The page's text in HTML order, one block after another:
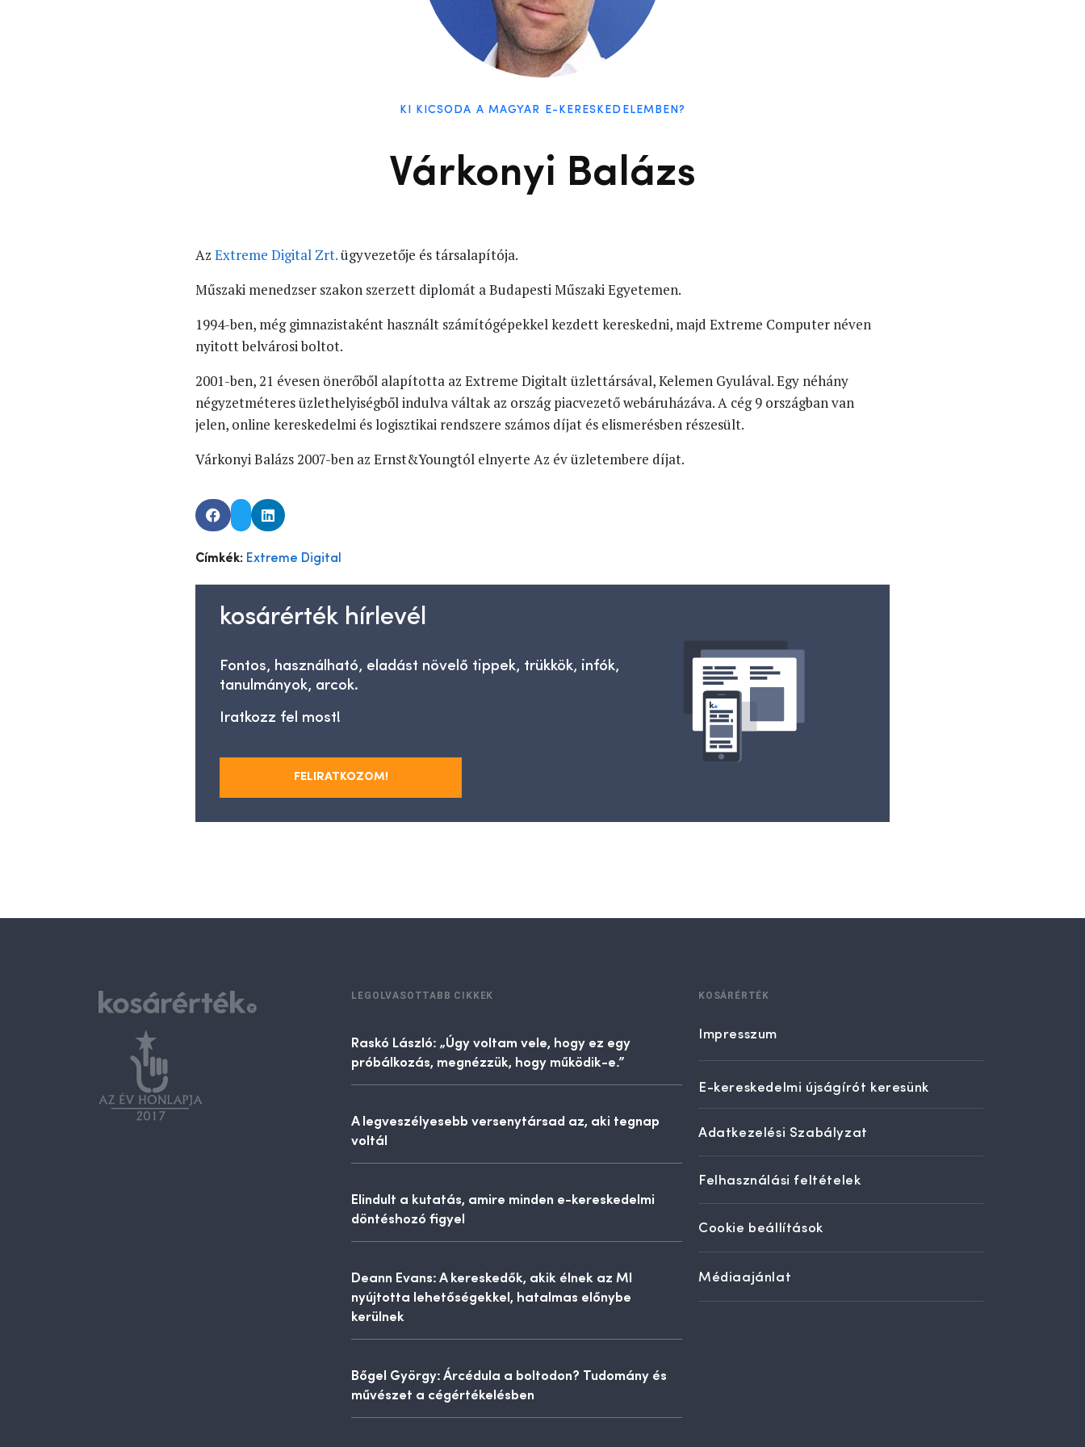
KI KICSODA A MAGYAR E-KERESKEDELEMBEN?
Várkonyi Balázs
Az Extreme Digital Zrt.ügyvezetője és társalapítója.
Műszaki menedzser szakon szerzett diplomát a Budapesti Műszaki Egyetemen.
1994-ben, még gimnazistaként használt számítógépekkel kezdett kereskedni, majd Extreme Computer néven
nyitott belvárosi boltot.
2001-ben, 21 évesen önerőből alapította az Extreme Digitalt üzlettársával, Kelemen Gyulával. Egy néhány
négyzetméteres üzlethelyiségből indulva váltak az ország piacvezető webáruházáva. A cég 9 országban van
jelen, online kereskedelmi és logisztikai rendszere számos díjat és elismerésben részesült.
Várkonyi Balázs 2007-ben az Ernst&Youngtól elnyerte Az év üzletembere díjat.
Címkék: Extreme Digital
kosárérték hírlevél
Fontos, használható, eladást növelő tippek, trükkök, infók,
tanulmányok, arcok.
Iratkozz fel most!
FELIRATKOZOM!
LEGOLVASOTTABB CIKKEK
Raskó László: „Úgy voltam vele, hogy ez egy
próbálkozás, megnézzük, hogy működik-e.”
A legveszélyesebb versenytársad az, aki tegnap
voltál
Elindult a kutatás, amire minden e-kereskedelmi
döntéshozó figyel
Deann Evans: A kereskedők, akik élnek az MI
nyújtotta lehetőségekkel, hatalmas előnybe
kerülnek
Bőgel György: Árcédula a boltodon? Tudomány és
művészet a cégértékelésben
KOSÁRÉRTÉK
Impresszum
E-kereskedelmi újságírót keresünk
Adatkezelési Szabályzat
Felhasználási feltételek
Cookie beállítások
Médiaajánlat